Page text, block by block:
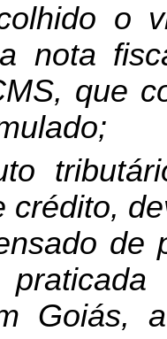
o
nota
que
crédito,
de
Goiás,